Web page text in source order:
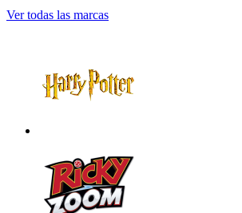
Ver todas las marcas